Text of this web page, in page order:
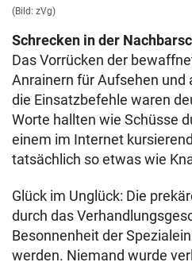
(Bild: zVg)
Schrecken in der
Das Vorrücken der
Anrainern für Aufsehen und
die Einsatzbefehle waren
Worte hallten wie Schüsse
einem im Internet
tatsächlich so etwas wie
Glück im Unglück: Die
durch das
Besonnenheit der
werden. Niemand wurde